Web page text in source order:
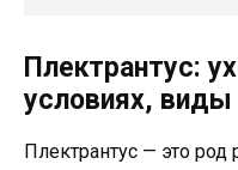
Плектрантус:
условиях, виды
Плектрантус — это род